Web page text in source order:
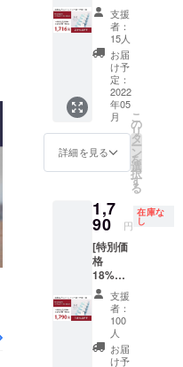
ケーブ
ル×1個
（箱サ
イズ：
220mm
×50mm
×20mm
ザイ
ン・仕
様は変
ざいま
す。ご
了承く
ださ
い。 ※
ご注文
状況、
使用部
材の供
給状
況、製
造工程
F ！] ・
交換式
ブラシ
ヘッド×
４個＋
予備1個
・1,716
円 ［一
般販売
予定価
格
2,200円
の
F］ ・
交換式
ブラシ
ヘッド
×4個
（＋予
備1個）
※デザイ
ン・仕
様は変
更にな
る可能
支援
者：
15人
お届
け予
定：
2022
年05
月
詳細を見る
こ
の
リ
タ
ー
ン
を
選
択
す
る
1,7
90 円
在庫な
し
[特別価
格
18%OF
F ！] ・
交換式
ブラシ
ヘッド×
４個＋
予備1個
支援
者：
100
人
お届
け予